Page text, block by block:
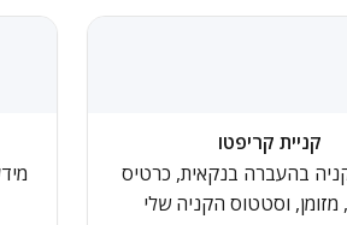
קניית קריפטו
בהעברה בנקאית, כרטיס
מזומן, וסטטוס הקניה שלי